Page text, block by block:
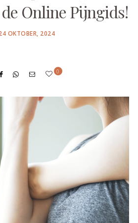
Online Pijngids!
OKTOBER, 2024
0